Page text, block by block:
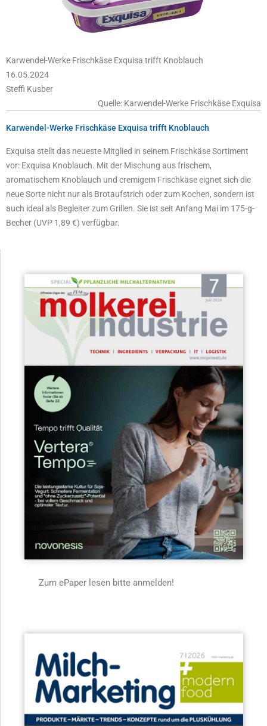
Karwendel-Werke Frischkäse Exquisa trifft Knoblauch
16.05.2024
Steffi Kusber
Quelle: Karwendel-Werke Frischkäse Exquisa
Karwendel-Werke Frischkäse Exquisa trifft Knoblauch
Exquisa stellt das neueste Mitglied in seinem Frischkäse Sortiment
vor: Exquisa Knoblauch. Mit der Mischung aus frischem,
aromatischem Knoblauch und cremigem Frischkäse eignet sich die
neue Sorte nicht nur als Brotaufstrich oder zum Kochen, sondern ist
auch ideal als Begleiter zum Grillen. Sie ist seit Anfang Mai im 175-g-
Becher (UVP 1,89 €) verfügbar.
Zum ePaper lesen bitte anmelden!